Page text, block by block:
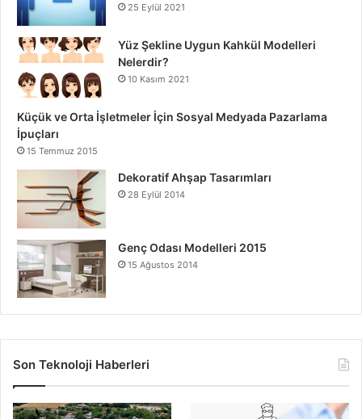
25 Eylül 2021
Yüz Şekline Uygun Kahkül Modelleri
Nelerdir?
10 Kasım 2021
Küçük ve Orta İşletmeler İçin Sosyal Medyada Pazarlama
İpuçları
15 Temmuz 2015
Dekoratif Ahşap Tasarımları
28 Eylül 2014
Genç Odası Modelleri 2015
15 Ağustos 2014
Son Teknoloji Haberleri